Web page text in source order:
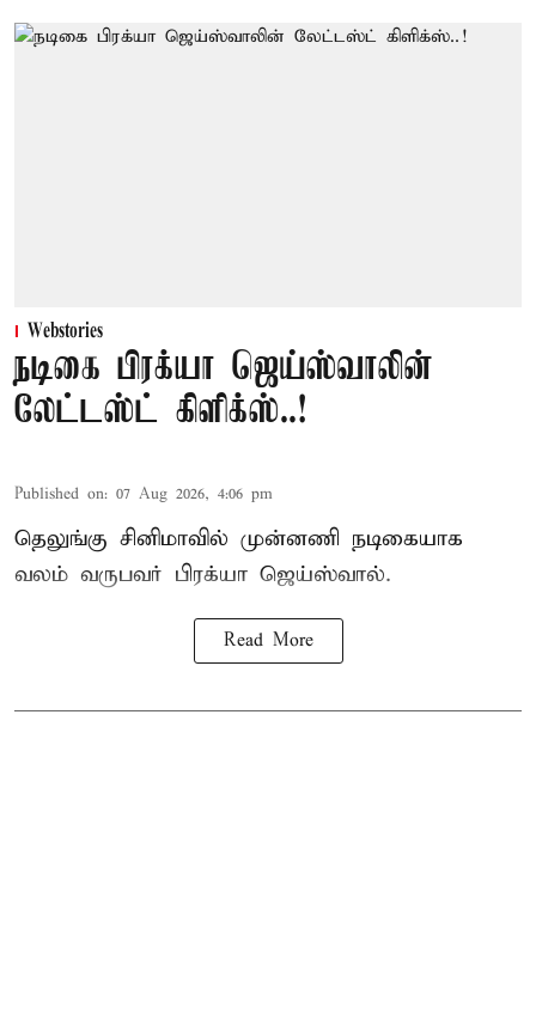
Webstories
நடிகை பிரக்யா ஜெய்ஸ்வாலின்
லேட்டஸ்ட் கிளிக்ஸ்..!
Published on: 07 Aug 2026, 4:06 pm
தெலுங்கு சினிமாவில் முன்னணி நடிகையாக
வலம் வருபவர் பிரக்யா ஜெய்ஸ்வால்.
Read More